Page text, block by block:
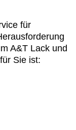
für
A&T Lack und
Sie ist: